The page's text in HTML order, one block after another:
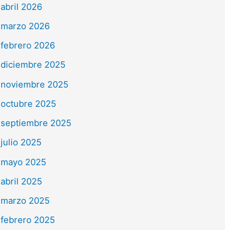
abril 2026
marzo 2026
febrero 2026
diciembre 2025
noviembre 2025
octubre 2025
septiembre 2025
julio 2025
mayo 2025
abril 2025
marzo 2025
febrero 2025